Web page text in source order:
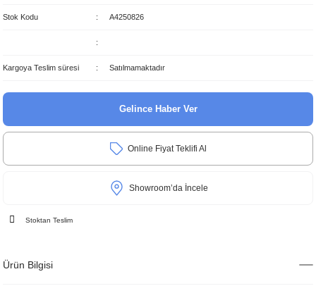
Stok Kodu A4250826
Kargoya Teslim süresi Satılmamaktadır
Gelince Haber Ver
Online Fiyat Teklifi Al
Showroom’da İncele
Stoktan Teslim
Ürün Bilgisi